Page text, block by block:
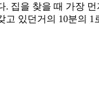
. 집을 찾을 때 가장
있던거의 10분의